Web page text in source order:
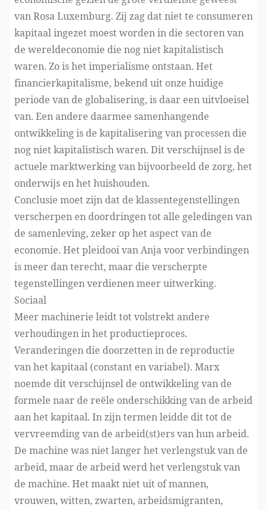
van Rosa Luxemburg. Zij zag dat niet te consumeren
kapitaal ingezet moest worden in die sectoren van
de wereldeconomie die nog niet kapitalistisch
waren. Zo is het imperialisme ontstaan. Het
financierkapitalisme, bekend uit onze huidige
periode van de globalisering, is daar een uitvloeisel
van. Een andere daarmee samenhangende
ontwikkeling is de kapitalisering van processen die
nog niet kapitalistisch waren. Dit verschijnsel is de
actuele marktwerking van bijvoorbeeld de zorg, het
onderwijs en het huishouden.
Conclusie moet zijn dat de klassentegenstellingen
verscherpen en doordringen tot alle geledingen van
de samenleving, zeker op het aspect van de
economie. Het pleidooi van Anja voor verbindingen
is meer dan terecht, maar die verscherpte
tegenstellingen verdienen meer uitwerking.
Sociaal
Meer machinerie leidt tot volstrekt andere
verhoudingen in het productieproces.
Veranderingen die doorzetten in de reproductie
van het kapitaal (constant en variabel). Marx
noemde dit verschijnsel de ontwikkeling van de
formele naar de reële onderschikking van de arbeid
aan het kapitaal. In zijn termen leidde dit tot de
vervreemding van de arbeid(st)ers van hun arbeid.
De machine was niet langer het verlengstuk van de
arbeid, maar de arbeid werd het verlengstuk van
de machine. Het maakt niet uit of mannen,
vrouwen, witten, zwarten, arbeidsmigranten,